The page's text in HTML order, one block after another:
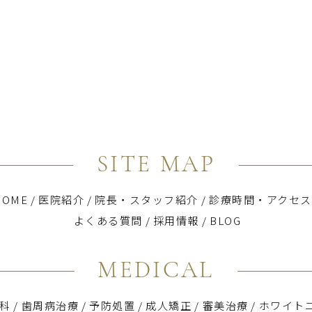
SITE MAP
/ 医院紹介 / 院長・スタッフ紹介 / 診療時間・アクセス
よくある質問 / 採用情報 / BLOG
MEDICAL
/ 歯周病治療 / 予防処置 / 成人矯正 / 審美治療 / ホワイト